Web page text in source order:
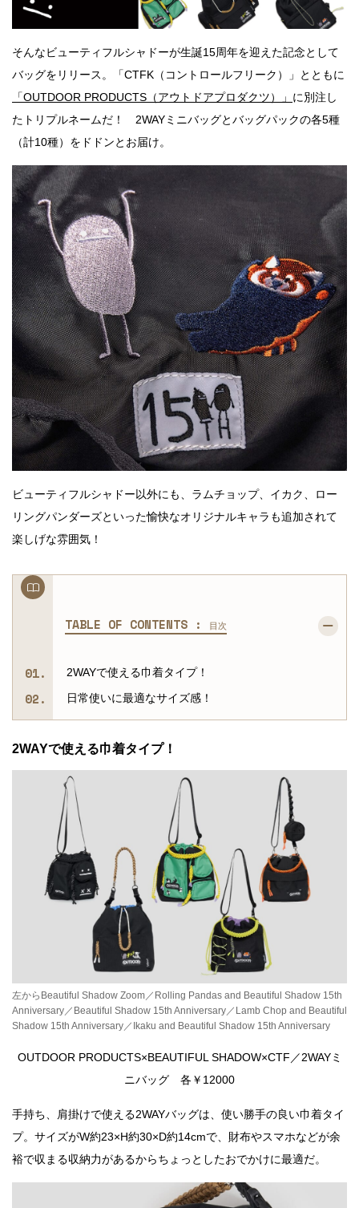
そんなビューティフルシャドーが生誕15周年を迎えた記念として
バッグをリリース。「CTFK（コントロールフリーク）」とともに
「OUTDOOR PRODUCTS（アウトドアプロダクツ）」 に別注し
たトリプルネームだ！ 2WAYミニバッグとバッグパックの各5種
（計10種）をドドンとお届け。
ビューティフルシャドー以外にも、ラムチョップ、イカク、ロー
リングパンダーズといった愉快なオリジナルキャラも追加されて
楽しげな雰囲気！
TABLE OF CONTENTS : 目次
2WAYで使える巾着タイプ！
日常使いに最適なサイズ感！
2WAYで使える巾着タイプ！
左からBeautiful Shadow Zoom／Rolling Pandas and Beautiful Shadow 15th
Anniversary／Beautiful Shadow 15th Anniversary／Lamb Chop and Beautiful
Shadow 15th Anniversary／Ikaku and Beautiful Shadow 15th Anniversary
OUTDOOR PRODUCTS×BEAUTIFUL SHADOW×CTF／2WAYミ
ニバッグ 各￥12000
手持ち、肩掛けで使える2WAYバッグは、使い勝手の良い巾着タイ
プ。サイズがW約23×H約30×D約14cmで、財布やスマホなどが余
裕で収まる収納力があるからちょっとしたおでかけに最適だ。